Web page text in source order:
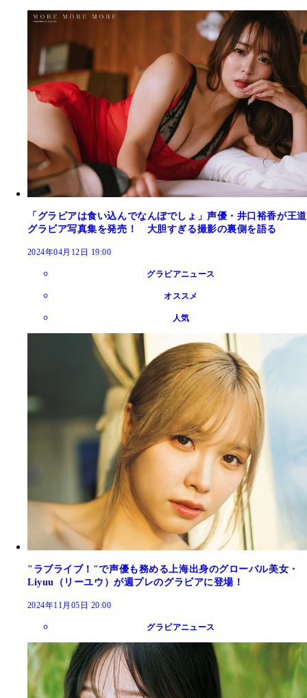
「グラビアは食い込んでなんぼでしょ」声優・井口裕香が王道
グラビア写真集を発売！ 大胆すぎる撮影の裏側を語る
2024年04月12日 19:00
グラビアニュース
オススメ
人気
"ラブライブ！"で声優も務める上海出身のグローバル美女・
Liyuu（リーユウ）が週プレのグラビアに登場！
2024年11月05日 20:00
グラビアニュース